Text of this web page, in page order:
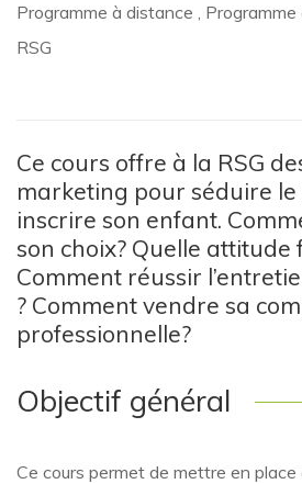
Programme à distance , Programme
RSG
Ce cours offre à la RSG
marketing pour séduire
inscrire son enfant.
son choix? Quelle attitude
Comment réussir
? Comment vendre sa
professionnelle?
Objectif général
Ce cours permet de mettre en place des stratégies pour